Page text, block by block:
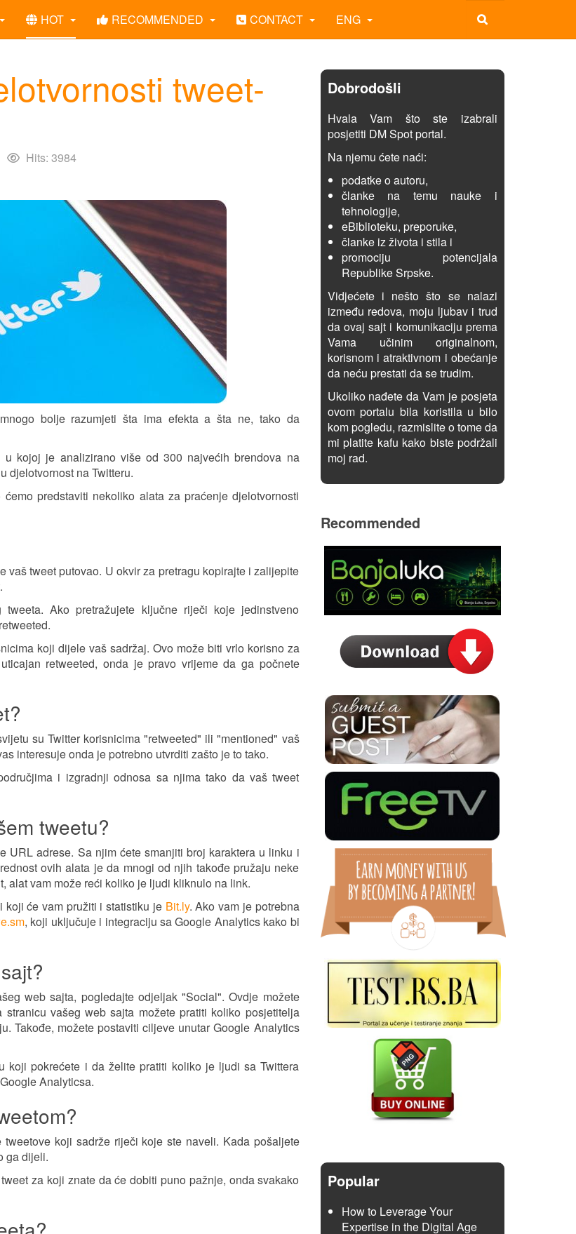
HOT RECOMMENDED CONTACT ENG
tweet-
Hits: 3984
bolje razumjeti šta ima efekta a šta ne, tako da
kojoj je analizirano više od 300 najvećih brendova na
djelotvornost na Twitteru.
predstaviti nekoliko alata za praćenje djelotvornosti
tweet putovao. U okvir za pretragu kopirajte i zalijepite
Ako pretražujete ključne riječi koje jedinstveno
koji dijele vaš sadržaj. Ovo može biti vrlo korisno za
retweeted, onda je pravo vrijeme da ga počnete
su Twitter korisnicima "retweeted" ili "mentioned" vaš
interesuje onda je potrebno utvrditi zašto je to tako.
i izgradnji odnosa sa njima tako da vaš tweet
tweetu?
URL adrese. Sa njim ćete smanjiti broj karaktera u linku i
ovih alata je da mnogi od njih takođe pružaju neke
alat vam može reći koliko je ljudi kliknulo na link.
će vam pružiti i statistiku je Bit.ly. Ako vam je potrebna
, koji uključuje i integraciju sa Google Analytics kako bi
web sajta, pogledajte odjeljak "Social". Ovdje možete
vašeg web sajta možete pratiti koliko posjetitelja
Takođe, možete postaviti ciljeve unutar Google Analytics
koji pokrećete i da želite pratiti koliko je ljudi sa Twittera
Analyticsa.
koji sadrže riječi koje ste naveli. Kada pošaljete
ga dijeli.
za koji znate da će dobiti puno pažnje, onda svakako
Dobrodošli
Hvala Vam što ste izabrali
posjetiti DM Spot portal.
Na njemu ćete naći:
podatke o autoru,
članke na temu nauke i
tehnologije,
eBiblioteku, preporuke,
članke iz života i stila i
promociju potencijala
Republike Srpske.
Vidjećete i nešto što se nalazi
između redova, moju ljubav i trud
da ovaj sajt i komunikaciju prema
Vama učinim originalnom,
korisnom i atraktivnom i obećanje
da neću prestati da se trudim.
Ukoliko nađete da Vam je posjeta
ovom portalu bila koristila u bilo
kom pogledu, razmislite o tome da
mi platite kafu kako biste podržali
moj rad.
Recommended
Popular
How to Leverage Your
Expertise in the Digital Age